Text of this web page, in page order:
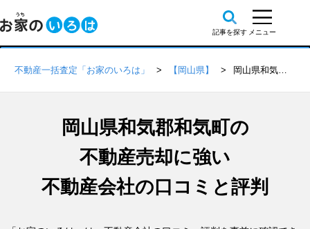
不動産一括査定「お家のいろは」 【岡山県】 岡山県和気郡和気町の不動産会社 口コミ・評判一覧
岡山県和気郡和気町の
不動産売却に強い
不動産会社の口コミと評判